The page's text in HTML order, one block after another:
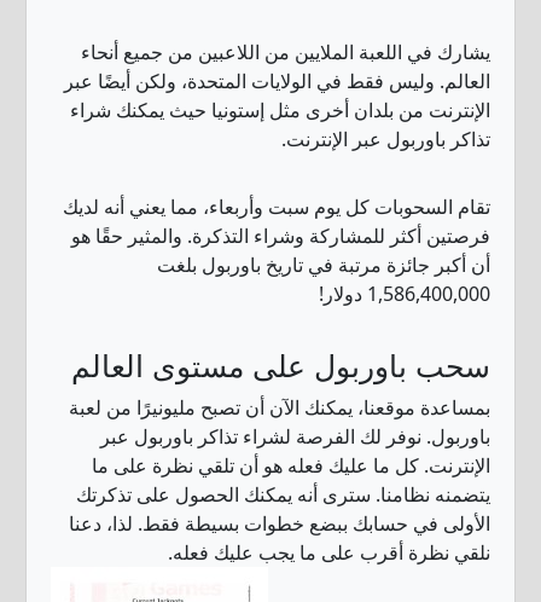
يشارك في اللعبة الملايين من اللاعبين من جميع أنحاء
العالم. وليس فقط في الولايات المتحدة، ولكن أيضًا عبر
الإنترنت من بلدان أخرى مثل إستونيا حيث يمكنك شراء
تذاكر باوربول عبر الإنترنت.
تقام السحوبات كل يوم سبت وأربعاء، مما يعني أنه لديك
فرصتين أكثر للمشاركة وشراء التذكرة. والمثير حقًا هو
أن أكبر جائزة مرتبة في تاريخ باوربول بلغت
1,586,400,000 دولار!
سحب باوربول على مستوى العالم
بمساعدة موقعنا، يمكنك الآن أن تصبح مليونيرًا من لعبة
باوربول. نوفر لك الفرصة لشراء تذاكر باوربول عبر
الإنترنت. كل ما عليك فعله هو أن تلقي نظرة على ما
يتضمنه نظامنا. سترى أنه يمكنك الحصول على تذكرتك
الأولى في حسابك ببضع خطوات بسيطة فقط. لذا، دعنا
نلقي نظرة أقرب على ما يجب عليك فعله.